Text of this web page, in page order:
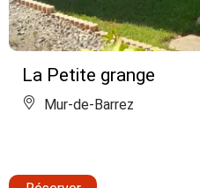
La Petite grange
Mur-de-Barrez